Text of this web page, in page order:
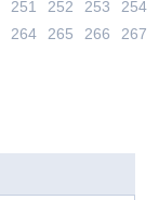
251 252 253
254
264 265 266
267